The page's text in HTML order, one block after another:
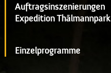
Auftragsinszenierungen
Expedition Thälmannpark
Einzelprogramme